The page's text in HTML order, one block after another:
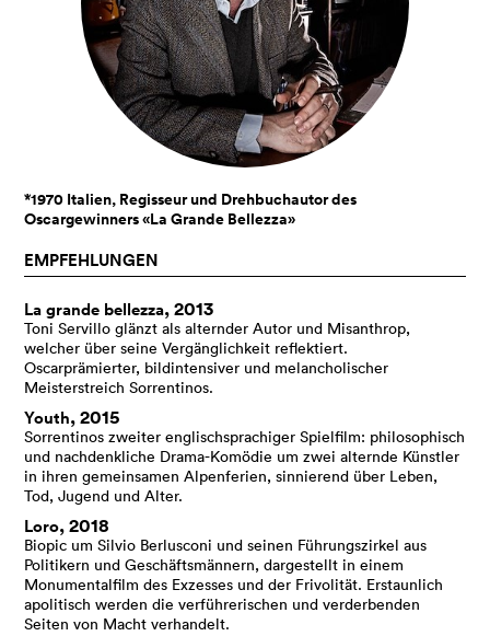
*1970 Italien, Regisseur und Drehbuchautor des
Oscargewinners «La Grande Bellezza»
EMPFEHLUNGEN
La grande bellezza, 2013
Toni Servillo glänzt als alternder Autor und Misanthrop,
welcher über seine Vergänglichkeit reflektiert.
Oscarprämierter, bildintensiver und melancholischer
Meisterstreich Sorrentinos.
Youth, 2015
Sorrentinos zweiter englischsprachiger Spielfilm: philosophisch
und nachdenkliche Drama-Komödie um zwei alternde Künstler
in ihren gemeinsamen Alpenferien, sinnierend über Leben,
Tod, Jugend und Alter.
Loro, 2018
Biopic um Silvio Berlusconi und seinen Führungszirkel aus
Politikern und Geschäftsmännern, dargestellt in einem
Monumentalfilm des Exzesses und der Frivolität. Erstaunlich
apolitisch werden die verführerischen und verderbenden
Seiten von Macht verhandelt.